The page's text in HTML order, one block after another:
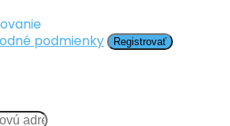
podmienky Registrovať